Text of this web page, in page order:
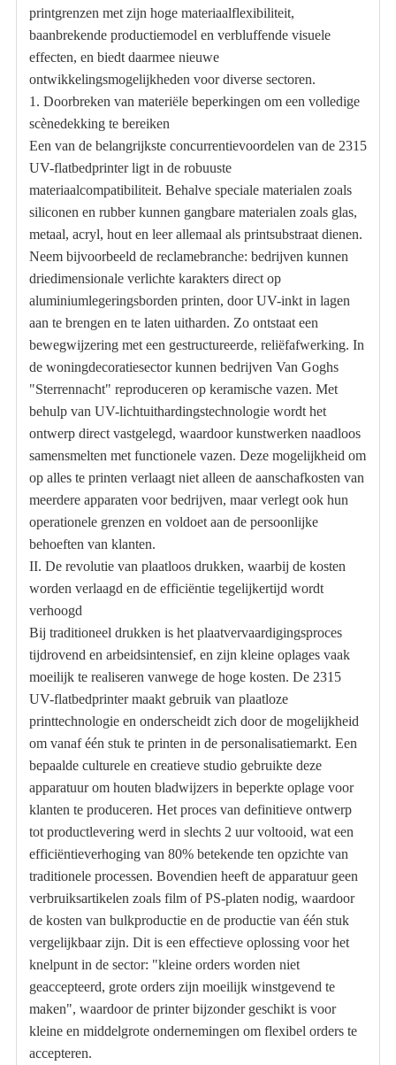
printgrenzen met zijn hoge materiaalflexibiliteit,
baanbrekende productiemodel en verbluffende visuele
effecten, en biedt daarmee nieuwe
ontwikkelingsmogelijkheden voor diverse sectoren.
1. Doorbreken van materiële beperkingen om een ​​volledige
scènedekking te bereiken
Een van de belangrijkste concurrentievoordelen van de 2315
UV-flatbedprinter ligt in de robuuste
materiaalcompatibiliteit. Behalve speciale materialen zoals
siliconen en rubber kunnen gangbare materialen zoals glas,
metaal, acryl, hout en leer allemaal als printsubstraat dienen.
Neem bijvoorbeeld de reclamebranche: bedrijven kunnen
driedimensionale verlichte karakters direct op
aluminiumlegeringsborden printen, door UV-inkt in lagen
aan te brengen en te laten uitharden. Zo ontstaat een
bewegwijzering met een gestructureerde, reliëfafwerking. In
de woningdecoratiesector kunnen bedrijven Van Goghs
"Sterrennacht" reproduceren op keramische vazen. Met
behulp van UV-lichtuithardingstechnologie wordt het
ontwerp direct vastgelegd, waardoor kunstwerken naadloos
samensmelten met functionele vazen. Deze mogelijkheid om
op alles te printen verlaagt niet alleen de aanschafkosten van
meerdere apparaten voor bedrijven, maar verlegt ook hun
operationele grenzen en voldoet aan de persoonlijke
behoeften van klanten.
II. De revolutie van plaatloos drukken, waarbij de kosten
worden verlaagd en de efficiëntie tegelijkertijd wordt
verhoogd
Bij traditioneel drukken is het plaatvervaardigingsproces
tijdrovend en arbeidsintensief, en zijn kleine oplages vaak
moeilijk te realiseren vanwege de hoge kosten. De 2315
UV-flatbedprinter maakt gebruik van plaatloze
printtechnologie en onderscheidt zich door de mogelijkheid
om vanaf één stuk te printen in de personalisatiemarkt. Een
bepaalde culturele en creatieve studio gebruikte deze
apparatuur om houten bladwijzers in beperkte oplage voor
klanten te produceren. Het proces van definitieve ontwerp
tot productlevering werd in slechts 2 uur voltooid, wat een
efficiëntieverhoging van 80% betekende ten opzichte van
traditionele processen. Bovendien heeft de apparatuur geen
verbruiksartikelen zoals film of PS-platen nodig, waardoor
de kosten van bulkproductie en de productie van één stuk
vergelijkbaar zijn. Dit is een effectieve oplossing voor het
knelpunt in de sector: "kleine orders worden niet
geaccepteerd, grote orders zijn moeilijk winstgevend te
maken", waardoor de printer bijzonder geschikt is voor
kleine en middelgrote ondernemingen om flexibel orders te
accepteren.